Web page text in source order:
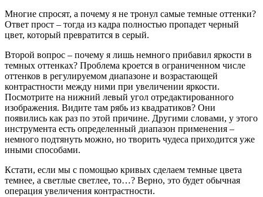
Многие спросят, а почему я не тронул самые темные оттенки?
Ответ прост – тогда из кадра полностью пропадет черный
цвет, который превратится в серый.
Второй вопрос – почему я лишь немного прибавил яркости в
темных оттенках? Проблема кроется в ограниченном числе
оттенков в регулируемом диапазоне и возрастающей
контрастности между ними при увеличении яркости.
Посмотрите на нижний левый угол отредактированного
изображения. Видите там рябь из квадратиков? Они
появились как раз по этой причине. Другими словами, у этого
инструмента есть определенный диапазон применения –
немного подтянуть можно, но творить чудеса приходится уже
иными способами.
Кстати, если мы с помощью кривых сделаем темные цвета
темнее, а светлые светлее, то…? Верно, это будет обычная
операция увеличения контрастности.